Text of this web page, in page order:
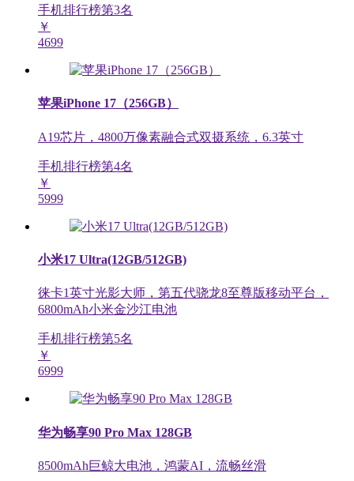
手机排行榜第3名
￥
4699
苹果iPhone 17（256GB）
A19芯片，4800万像素融合式双摄系统，6.3英寸
手机排行榜第4名
￥
5999
小米17 Ultra(12GB/512GB)
徕卡1英寸光影大师，第五代骁龙8至尊版移动平台，
6800mAh小米金沙江电池
手机排行榜第5名
￥
6999
华为畅享90 Pro Max 128GB
8500mAh巨鲸大电池，鸿蒙AI，流畅丝滑